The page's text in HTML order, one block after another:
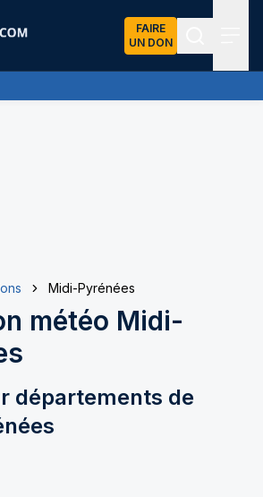
FAIRE
UN DON
Midi-Pyrénées
météo Midi-
départements de